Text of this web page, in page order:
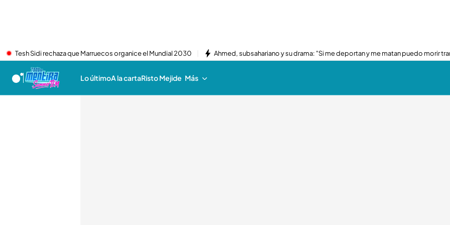
Tesh Sidi rechaza que Marruecos organice el Mundial 2030 Ahmed, subsahariano y su drama: "Si me deportan y me matan puedo morir
Lo últimoA la cartaRisto Mejide Más